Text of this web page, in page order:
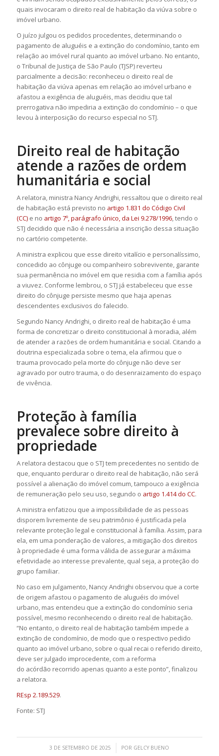
quais invocaram o direito real de habitação da viúva sobre o
imóvel urbano.
O juízo julgou os pedidos procedentes, determinando o
pagamento de aluguéis e a extinção do condomínio, tanto em
relação ao imóvel rural quanto ao imóvel urbano. No entanto,
o Tribunal de Justiça de São Paulo (TJSP) reverteu
parcialmente a decisão: reconheceu o direito real de
habitação da viúva apenas em relação ao imóvel urbano e
afastou a exigência de aluguéis, mas decidiu que tal
prerrogativa não impediria a extinção do condomínio – o que
levou à interposição do recurso especial no STJ.
Direito real de habitação
atende a razões de ordem
humanitária e social
A relatora, ministra Nancy Andrighi, ressaltou que o direito real
de habitação está previsto no artigo 1.831 do Código Civil
(CC)e no artigo 7º, parágrafo único, da Lei 9.278/1996, tendo o
STJ decidido que não é necessária a inscrição dessa situação
no cartório competente.
A ministra explicou que esse direito vitalício e personalíssimo,
concedido ao cônjuge ou companheiro sobrevivente, garante
sua permanência no imóvel em que residia com a família após
a viuvez. Conforme lembrou, o STJ já estabeleceu que esse
direito do cônjuge persiste mesmo que haja apenas
descendentes exclusivos do falecido.
Segundo Nancy Andrighi, o direito real de habitação é uma
forma de concretizar o direito constitucional à moradia, além
de atender a razões de ordem humanitária e social. Citando a
doutrina especializada sobre o tema, ela afirmou que o
trauma provocado pela morte do cônjuge não deve ser
agravado por outro trauma, o do desenraizamento do espaço
de vivência.
Proteção à família
prevalece sobre direito à
propriedade
A relatora destacou que o STJ tem precedentes no sentido de
que, enquanto perdurar o direito real de habitação, não será
possível a alienação do imóvel comum, tampouco a exigência
de remuneração pelo seu uso, segundo o artigo 1.414 do CC.
A ministra enfatizou que a impossibilidade de as pessoas
disporem livremente de seu patrimônio é justificada pela
relevante proteção legal e constitucional à família. Assim, para
ela, em uma ponderação de valores, a mitigação dos direitos
à propriedade é uma forma válida de assegurar a máxima
efetividade ao interesse prevalente, qual seja, a proteção do
grupo familiar.
No caso em julgamento, Nancy Andrighi observou que a corte
de origem afastou o pagamento de aluguéis do imóvel
urbano, mas entendeu que a extinção do condomínio seria
possível, mesmo reconhecendo o direito real de habitação.
“No entanto, o direito real de habitação também impede a
extinção de condomínio, de modo que o respectivo pedido
quanto ao imóvel urbano, sobre o qual recai o referido direito,
deve ser julgado improcedente, com a reforma
do acórdão recorrido apenas quanto a este ponto”, finalizou
a relatora.
REsp 2.189.529.
Fonte: STJ
3 DE SETEMBRO DE 2025
/ POR GELCY BUENO